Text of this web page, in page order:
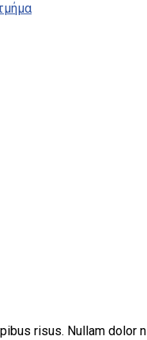
risus. Nullam dolor